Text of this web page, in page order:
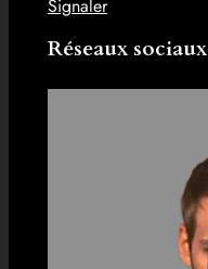
Signaler
Réseaux sociaux